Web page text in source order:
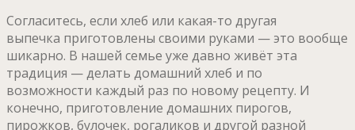
Согласитесь, если хлеб или какая-то другая
выпечка приготовлены своими руками — это вообще
шикарно. В нашей семье уже давно живёт эта
традиция — делать домашний хлеб и по
возможности каждый раз по новому рецепту. И
конечно, приготовление домашних пирогов,
пирожков, булочек, рогаликов и другой разной